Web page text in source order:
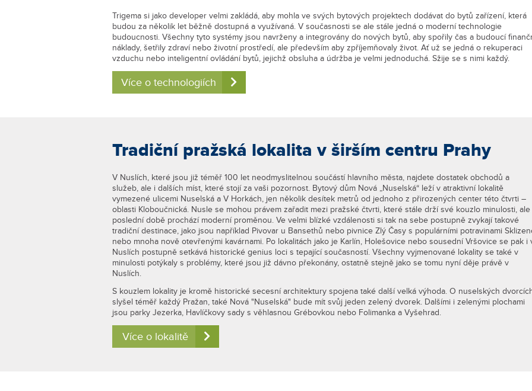
Trigema si jako developer velmi zakládá, aby mohla ve svých bytových projektech dodávat do bytů zařízení, která
budou za několik let běžně dostupná a využívaná. V současnosti se ale stále jedná o moderní technologie
budoucnosti. Všechny tyto systémy jsou navrženy a integrovány do nových bytů, aby spořily čas a budoucí
náklady, šetřily zdraví nebo životní prostředí, ale především aby zpříjemňovaly život. Ať už se jedná o rekuperaci
vzduchu nebo inteligentní ovládání bytů, jejichž obsluha a údržba je velmi jednoduchá. Sžije se s nimi každý.
Více o technologiích
Tradiční pražská lokalita v širším centru Prahy
V Nuslích, které jsou již téměř 100 let neodmyslitelnou součástí hlavního města, najdete dostatek obchodů a
služeb, ale i dalších míst, které stojí za vaši pozornost. Bytový dům Nová „Nuselská“ leží v atraktivní lokalitě
vymezené ulicemi Nuselská a V Horkách, jen několik desítek metrů od jednoho z přirozených center této čtvrti –
oblasti Kloboučnická. Nusle se mohou právem zařadit mezi pražské čtvrti, které stále drží své kouzlo minulosti, ale
poslední době prochází moderní proměnou. Ve velmi blízké vzdálenosti si tak na sebe postupně zvykají takové
tradiční destinace, jako jsou například Pivovar u Bansethů nebo pivnice Zlý Časy s populárními potravinami
nebo mnoha nově otevřenými kavárnami. Po lokalitách jako je Karlín, Holešovice nebo sousední Vršovice se pak i
Nuslích postupně setkává historické genius loci s tepající současností. Všechny vyjmenované lokality se také v
minulosti potýkaly s problémy, které jsou již dávno překonány, ostatně stejně jako se tomu nyní děje právě v
Nuslích.
S kouzlem lokality je kromě historické secesní architektury spojena také další velká výhoda. O nuselských
slyšel téměř každý Pražan, také Nová "Nuselská" bude mít svůj jeden zelený dvorek. Dalšími i zelenými plochami
jsou parky Jezerka, Havlíčkovy sady s věhlasnou Grébovkou nebo Folimanka a Vyšehrad.
Více o lokalitě